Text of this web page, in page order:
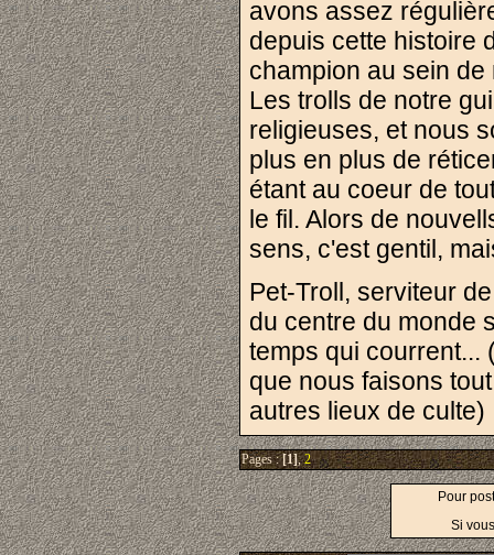
avons assez
depuis cette histoire
champion au sein
Les trolls de notre
religieuses, et nous
plus en plus de
étant au coeur de
le fil. Alors de
sens, c'est gentil,
Pet-Troll, serviteur
du centre du monde
temps qui courrent...
que nous faisons
autres lieux de culte)
Pages :[1],2
Pour
Si